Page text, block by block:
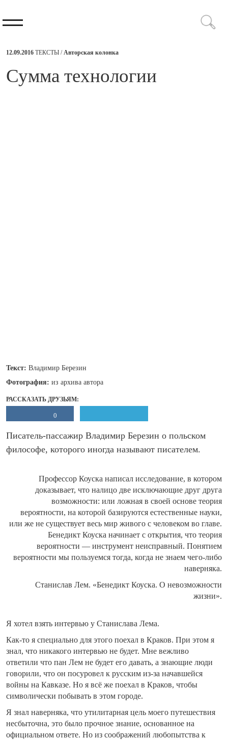
12.09.2016 ТЕКСТЫ /Авторская колонка
​Сумма технологии
Текст: Владимир Березин
Фотография: из архива автора
РАССКАЗАТЬ ДРУЗЬЯМ:
0
Писатель-пассажир Владимир Березин о польском
философе, которого иногда называют писателем.
Профессор Коуска написал исследование, в котором
доказывает, что налицо две исключающие друг друга
возможности: или ложная в своей основе теория
вероятности, на которой базируются естественные науки,
или же не существует весь мир живого с человеком во главе.
Бенедикт Коуска начинает с открытия, что теория
вероятности — инструмент неисправный. Понятием
вероятности мы пользуемся тогда, когда не знаем чего-либо
наверняка.
Станислав Лем. «Бенедикт Коуска. О невозможности
жизни».
Я хотел взять интервью у Станислава Лема.
Как-то я специально для этого поехал в Краков. При этом я
знал, что никакого интервью не будет. Мне вежливо
ответили что пан Лем не будет его давать, а знающие люди
говорили, что он посуровел к русским из-за начавшейся
войны на Кавказе. Но я всё же поехал в Краков, чтобы
символически побывать в этом городе.
Я знал наверняка, что утилитарная цель моего путешествия
несбыточна, это было прочное знание, основанное на
официальном ответе. Но из соображений любопытства к